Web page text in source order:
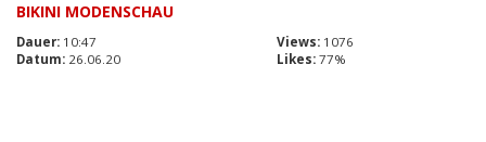
BIKINI MODENSCHAU
Dauer: 10:47 Views: 1076
Datum: 26.06.20 Likes: 77%